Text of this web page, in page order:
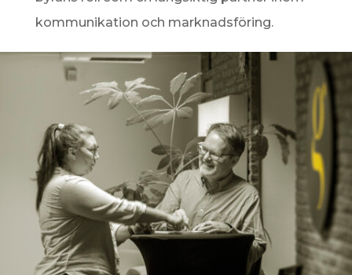
kommunikation och marknadsföring.